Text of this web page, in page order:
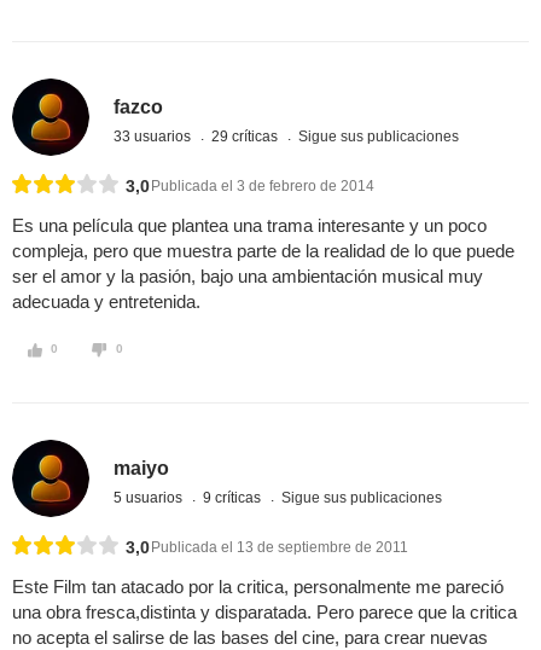
fazco
33 usuarios 29 críticas Sigue sus publicaciones
3,0 Publicada el 3 de febrero de 2014
Es una película que plantea una trama interesante y un poco
compleja, pero que muestra parte de la realidad de lo que puede
ser el amor y la pasión, bajo una ambientación musical muy
adecuada y entretenida.
0 0
maiyo
5 usuarios 9 críticas Sigue sus publicaciones
3,0 Publicada el 13 de septiembre de 2011
Este Film tan atacado por la critica, personalmente me pareció
una obra fresca,distinta y disparatada. Pero parece que la critica
no acepta el salirse de las bases del cine, para crear nuevas